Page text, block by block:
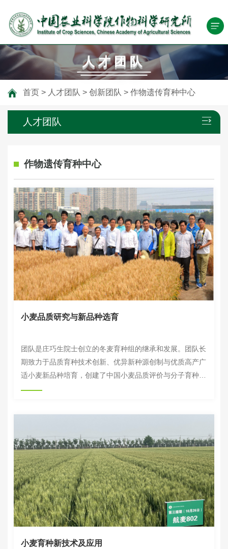
人才团队
首页 > 人才团队 > 创新团队 > 作物遗传育种中心
人才团队
作物遗传育种中心
小麦品质研究与新品种选育
团队是庄巧生院士创立的冬麦育种组的继承和发展。团队长
期致力于品质育种技术创新、优异新种源创制与优质高产广
适小麦新品种培育，创建了中国小麦品质评价与分子育种技
术体系，引进并创制了以中麦255为代表的优质强筋多抗新
产小麦新品种，累计推广面积1.8亿亩，为我国小麦品质提
小麦育种新技术及应用